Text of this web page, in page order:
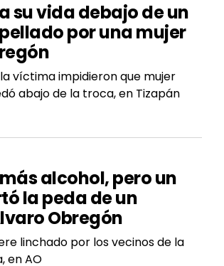
su vida debajo de un
por una mujer
víctima impidieron que mujer
abajo de la troca, en Tizapán
alcohol, pero un
la peda de un
Obregón
linchado por los vecinos de la
en AO